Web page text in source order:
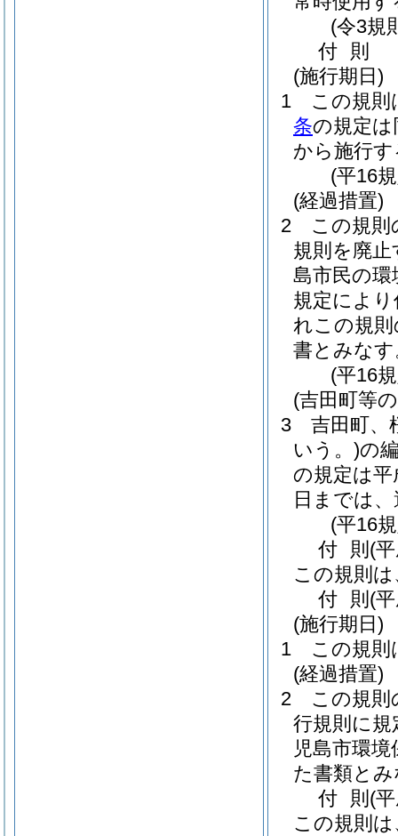
(令3規
付 則
(施行期日)
1
この規則
条の規定は
から施行
(平16
(経過措置)
2
この規則
規則を廃
島市民の
規定によ
れこの規
書とみなす
(平16
(吉田町等
3
吉田町、
いう。)の
の規定は平
日までは
(平16
付 則 (
この規則
付 則 (
(施行期日)
1
この規則
(経過措置)
2
この規則
行規則に
児島市環
た書類と
付 則 (
この規則